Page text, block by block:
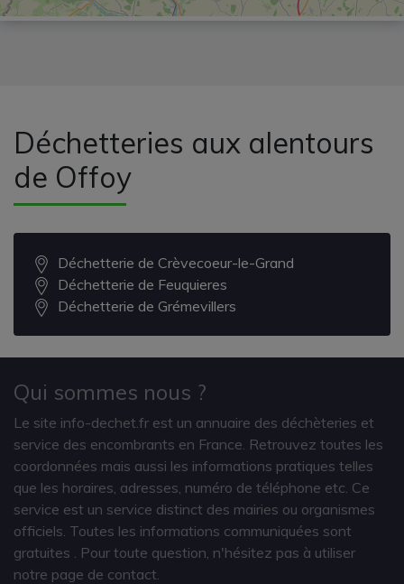
Déchetteries aux alentours
de Offoy
Déchetterie de Crèvecoeur-le-Grand
Déchetterie de Feuquieres
Déchetterie de Grémevillers
Qui sommes nous ?
Le site info-dechet.fr est un annuaire des déchèteries et
service des encombrants en France. Retrouvez toutes les
coordonnées mais aussi les informations pratiques telles
que les horaires, adresses, numéro de téléphone etc. Ce
service est un service distinct des mairies ou organismes
officiels. Toutes les informations communiquées sont
gratuites
. Pour toute question, n'hésitez pas à utiliser
notre page de contact.